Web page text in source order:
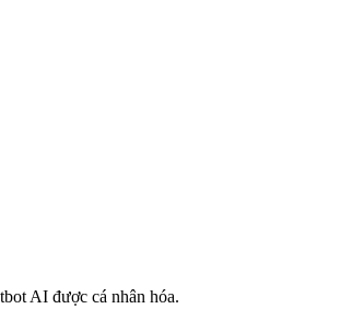
AI được cá nhân hóa.